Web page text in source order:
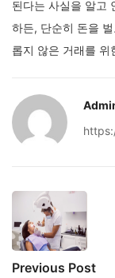
된다는 사실을 알고
하든, 단순히 돈을
롭지 않은 거래를 위
Previous Post